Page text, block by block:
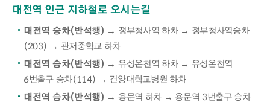
대전역 인근 지하철로 오시는길
대전역 승차(반석행) → 정부청사역 하차 → 정부청사역승차
(203) → 관저중학교 하차
대전역 승차(반석행) → 유성온천역 하차 → 유성온천역
6번출구 승차(114) → 건양대학교병원 하차
대전역 승차(반석행) → 용문역 하차 → 용문역 3번출구 승차